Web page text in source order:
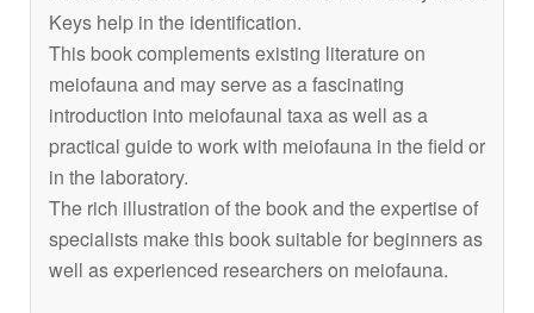
Keys help in the identification.
This book complements existing literature on
meiofauna and may serve as a fascinating
introduction into meiofaunal taxa as well as a
practical guide to work with meiofauna in the field or
in the laboratory.
The rich illustration of the book and the expertise of
specialists make this book suitable for beginners as
well as experienced researchers on meiofauna.